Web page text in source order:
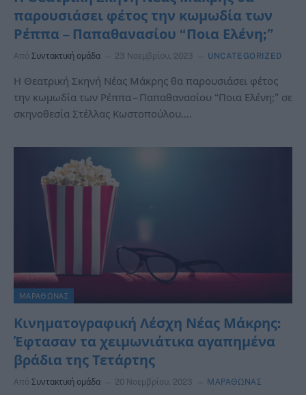
παρουσιάσει φέτος την κωμωδία των
Ρέππα – Παπαθανασίου “Ποια Ελένη;”
Από Συντακτική ομάδα 23 Νοεμβρίου, 2023 UNCATEGORIZED
Η Θεατρική Σκηνή Νέας Μάκρης θα παρουσιάσει φέτος
την κωμωδία των Ρέππα – Παπαθανασίου “Ποια Ελένη;” σε
σκηνοθεσία Στέλλας Κωστοπούλου.…
ΜΑΡΑΘΩΝΑΣ
Κινηματογραφική Λέσχη Νέας Μάκρης:
Έφτασαν τα χειμωνιάτικα αγαπημένα
βράδια της Τετάρτης
Από Συντακτική ομάδα 20 Νοεμβρίου, 2023 ΜΑΡΑΘΩΝΑΣ